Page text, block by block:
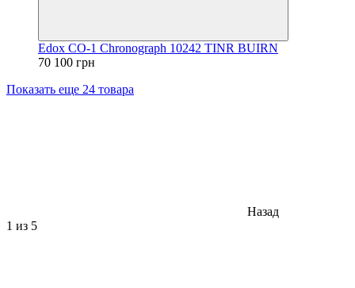
Edox CO-1 Chronograph 10242 TINR BUIRN
70 100 грн
Показать еще 24 товара
Назад
1 из 5